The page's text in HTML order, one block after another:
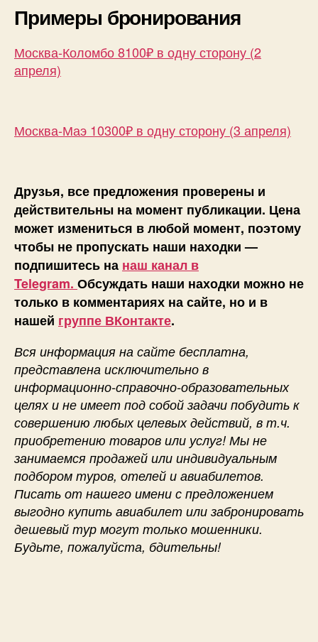
Примеры бронирования
Москва-Коломбо 8100₽ в одну сторону (2
апреля)
Москва-Маэ 10300₽ в одну сторону (3 апреля)
Друзья, все предложения проверены и
действительны на момент публикации. Цена
может измениться в любой момент, поэтому
чтобы не пропускать наши находки —
подпишитесь на наш канал в
Telegram. Обсуждать наши находки можно не
только в комментариях на сайте, но и в
нашей группе ВКонтакте.
Вся информация на сайте бесплатна,
представлена исключительно в
информационно-справочно-образовательных
целях и не имеет под собой задачи побудить к
совершению любых целевых действий, в т.ч.
приобретению товаров или услуг! Мы не
занимаемся продажей или индивидуальным
подбором туров, отелей и авиабилетов.
Писать от нашего имени с предложением
выгодно купить авиабилет или забронировать
дешевый тур могут только мошенники.
Будьте, пожалуйста, бдительны!